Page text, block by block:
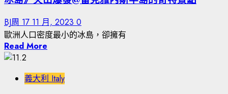
BJ周 17 11 月, 2023 0
歐洲人口密度最小的冰島，卻擁有
Read More
義大利 Italy